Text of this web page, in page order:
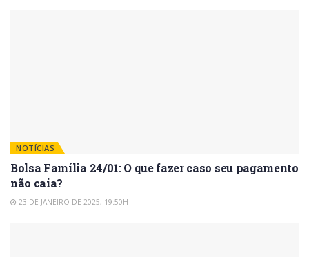
NOTÍCIAS
Bolsa Família 24/01: O que fazer caso seu pagamento
não caia?
23 DE JANEIRO DE 2025, 19:50H